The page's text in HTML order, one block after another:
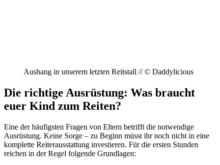
Aushang in unserem letzten Reitstall // © Daddylicious
Die richtige Ausrüstung: Was braucht
euer Kind zum Reiten?
Eine der häufigsten Fragen von Eltern betrifft die notwendige
Ausrüstung. Keine Sorge – zu Beginn müsst ihr noch nicht in eine
komplette Reiterausstattung investieren. Für die ersten Stunden
reichen in der Regel folgende Grundlagen: